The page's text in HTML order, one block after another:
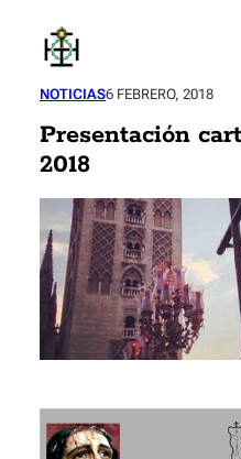
contenido
NOTICIAS6 FEBRERO, 2018
Presentación
2018